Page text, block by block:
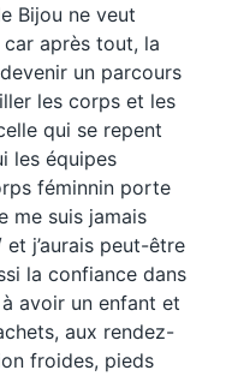
Bijou ne veut
après tout, la
un parcours
les corps et les
qui se repent
les équipes
féminnin porte
me suis jamais
j’aurais peut-être
la confiance dans
avoir un enfant et
aux rendez-
froides, pieds